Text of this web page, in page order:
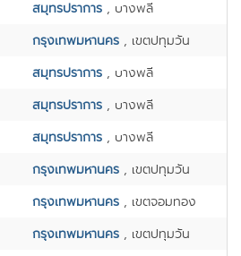
สมุทรปราการ , บางพลี
กรุงเทพมหานคร , เขตปทุมวัน
สมุทรปราการ , บางพลี
สมุทรปราการ , บางพลี
สมุทรปราการ , บางพลี
กรุงเทพมหานคร , เขตปทุมวัน
กรุงเทพมหานคร , เขตจอมทอง
กรุงเทพมหานคร , เขตปทุมวัน